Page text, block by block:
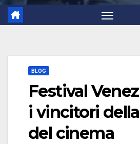
BLOG
Festival
i vincitori
del cinema